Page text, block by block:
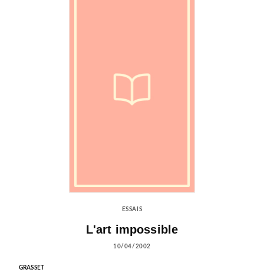
ESSAIS
L'art impossible
10/04/2002
GRASSET